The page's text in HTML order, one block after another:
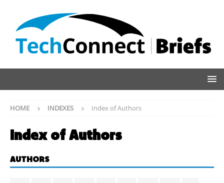
HOME INDEXES Index of Authors
Index of Authors
AUTHORS